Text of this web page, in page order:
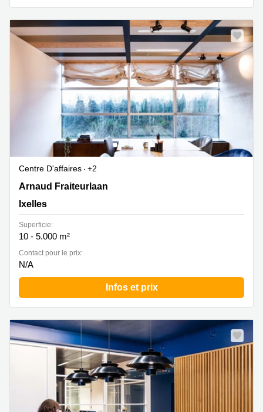
Centre D'affaires
+2
Avenue Arnaud Fraiteur 15, Ixelles
Arnaud Fraiteurlaan
Ixelles
Superficie:
10 - 5.000 m²
Contact pour le prix:
N/A
Infos et prix